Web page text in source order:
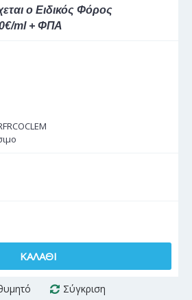
ο Ειδικός Φόρος
ml + ΦΠΑ
ΚΑΛΆΘΙ
Σύγκριση